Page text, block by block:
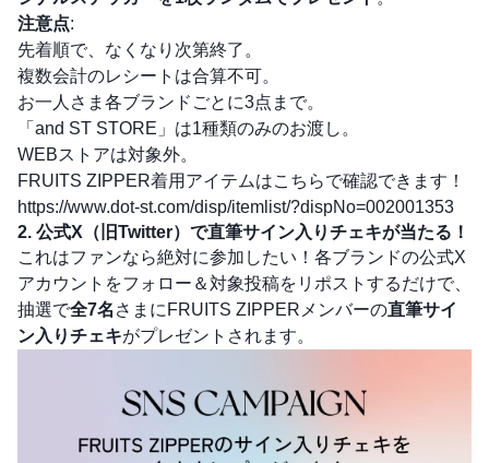
注意点:
先着順で、なくなり次第終了。
複数会計のレシートは合算不可。
お一人さま各ブランドごとに3点まで。
「and ST STORE」は1種類のみのお渡し。
WEBストアは対象外。
FRUITS ZIPPER着用アイテムはこちらで確認できます！
https://www.dot-st.com/disp/itemlist/?dispNo=002001353
2. 公式X（旧Twitter）で直筆サイン入りチェキが当たる！
これはファンなら絶対に参加したい！各ブランドの公式X
アカウントをフォロー＆対象投稿をリポストするだけで、
抽選で全7名 さまにFRUITS ZIPPERメンバーの直筆サイ
ン入りチェキがプレゼントされます。